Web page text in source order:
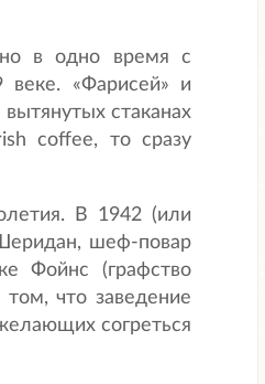
в одно время с
веке. «Фарисей» и
стаканах
coffee, то сразу
В 1942 (или
шеф-повар
Фойнс (графство
что заведение
согреться